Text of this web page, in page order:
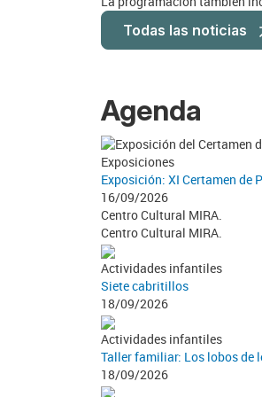
Todas las noticias
Agenda
Exposiciones
Exposición: XI Certamen de
16/09/2026
Centro Cultural MIRA.
Centro Cultural MIRA.
Actividades infantiles
Siete cabritillos
18/09/2026
Actividades infantiles
Taller familiar: Los lobos de
18/09/2026